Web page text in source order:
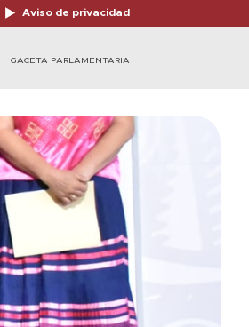
Aviso de privacidad
GACETA PARLAMENTARIA